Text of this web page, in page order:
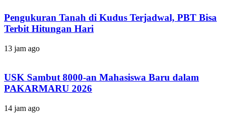
Pengukuran Tanah di Kudus Terjadwal, PBT Bisa
Terbit Hitungan Hari
13 jam ago
USK Sambut 8000-an Mahasiswa Baru dalam
PAKARMARU 2026
14 jam ago